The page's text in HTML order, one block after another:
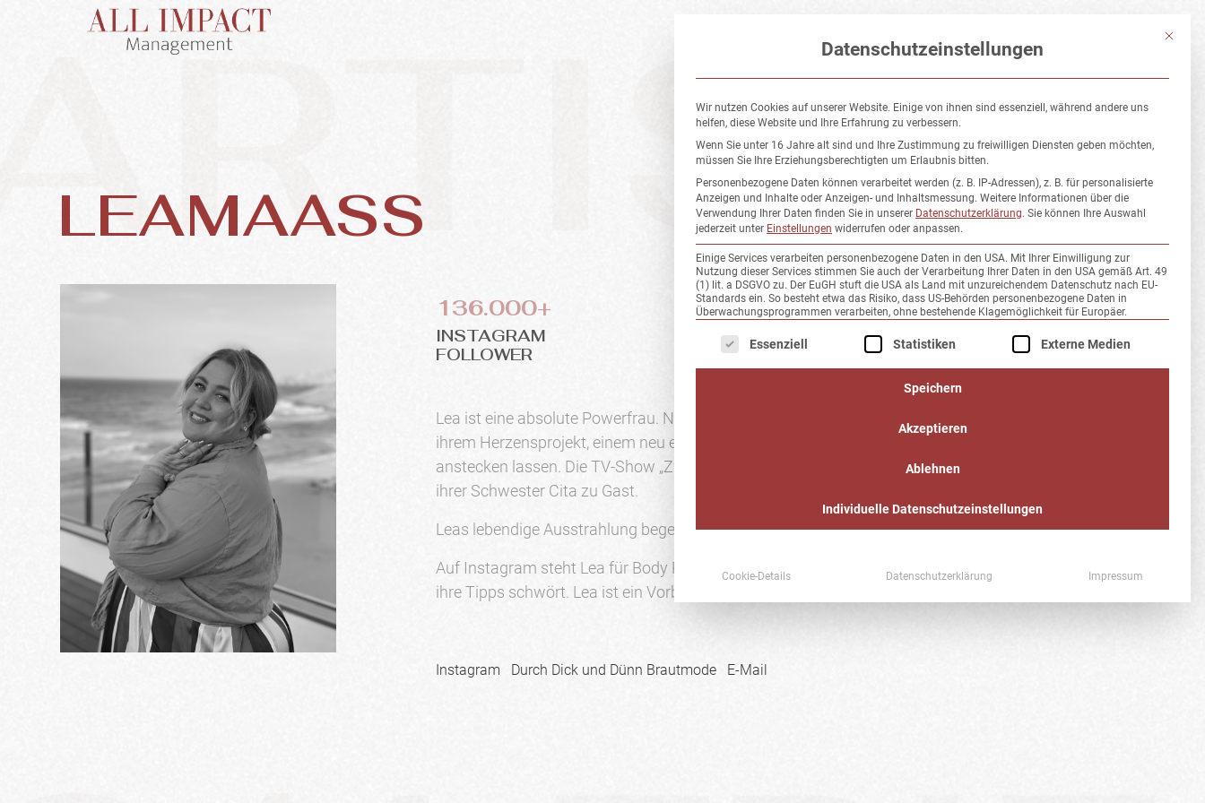
LEAMAASS
136.000+
INSTAGRAM
FOLLOWER
Lea ist eine absolute Powerfrau. Nicht nur auf Instagram sorgt sie immer für gute Laune – auch bei
ihrem Herzensprojekt, einem neu eröffneten Brautladen, kann man sich von ihrer positiven Energie
anstecken lassen. Die TV-Show „Zwischen Tüll und Tränen“ ist regelmäßig im Geschäft von Lea und
ihrer Schwester Cita zu Gast.
Leas lebendige Ausstrahlung begeistert tausende Frauen deutschlandweit.
Auf Instagram steht Lea für Body Positivity und Female Empowerment, weshalb ihre Community auf
ihre Tipps schwört. Lea ist ein Vorbild.
Instagram Durch Dick und Dünn Brautmode E-Mail
Mit
Datenschutzeinstellungen
Wir nutzen Cookies auf unserer Website. Einige von ihnen sind essenziell, während andere uns
helfen, diese Website und Ihre Erfahrung zu verbessern.
Wenn Sie unter 16 Jahre alt sind und Ihre Zustimmung zu freiwilligen Diensten geben möchten,
müssen Sie Ihre Erziehungsberechtigten um Erlaubnis bitten.
Personenbezogene Daten können verarbeitet werden (z. B. IP-Adressen), z. B. für personalisierte
Anzeigen und Inhalte oder Anzeigen- und Inhaltsmessung. Weitere Informationen über die
Verwendung Ihrer Daten finden Sie in unserer Datenschutzerklärung. Sie können Ihre Auswahl
jederzeit unter Einstellungen widerrufen oder anpassen.
Einige Services verarbeiten personenbezogene Daten in den USA. Mit Ihrer Einwilligung zur
Nutzung dieser Services stimmen Sie auch der Verarbeitung Ihrer Daten in den USA gemäß Art. 49
(1) lit. a DSGVO zu. Der EuGH stuft die USA als Land mit unzureichendem Datenschutz nach EU-
Standards ein. So besteht etwa das Risiko, dass US-Behörden personenbezogene Daten in
Überwachungsprogrammen verarbeiten, ohne bestehende Klagemöglichkeit für Europäer.
Es folgt eine Liste der Service-Gruppen, für die eine Einwilligung erteilt werden
Essenziell Statistiken Externe Medien
Speichern
Akzeptieren
Ablehnen
Individuelle Datenschutzeinstellungen
Cookie-Details Datenschutzerklärung Impressum